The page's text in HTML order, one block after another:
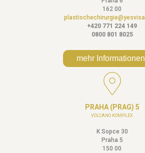
162 00
+420 771 224 149
0800 801 8025
mehr Informationen
PRAHA (PRAG) 5
VOLCANO KOMPLEX
K Sopce 30
Praha 5
150 00